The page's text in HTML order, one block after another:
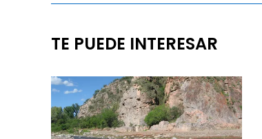
TE PUEDE INTERESAR